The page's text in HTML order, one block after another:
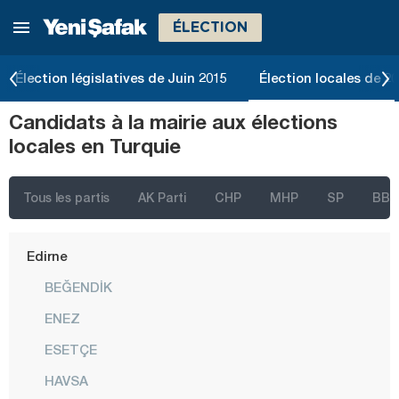
ÉLECTION
Élection législatives de Juin 2015 Élection locales de
Candidats à la mairie aux élections
locales en Turquie
Tous les partis AK Parti CHP MHP SP BBP
Bursa
Çorum
Denizli
Düzce
Edirne
BEĞENDİK
ENEZ
ESETÇE
HAVSA